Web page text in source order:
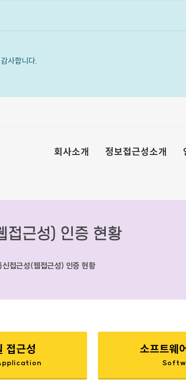
사합니다.
회사소개 정보접근성소개
접근성) 인증 현황
신접근성(웹접근성) 인증 현황
접근성 소프트웨